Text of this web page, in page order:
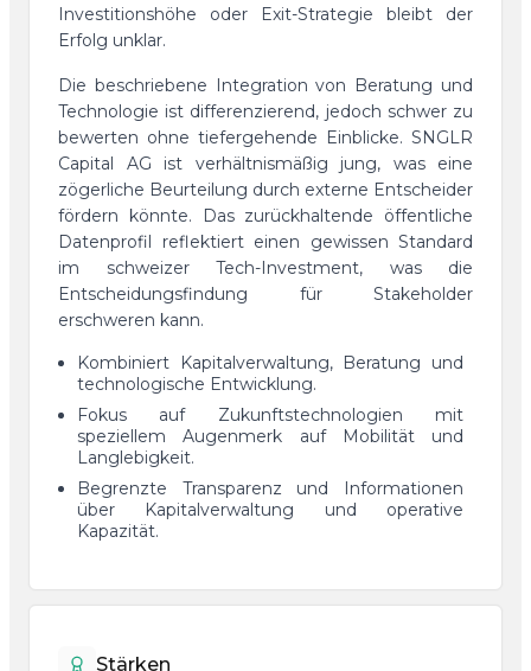
Investitionshöhe oder Exit-Strategie bleibt der
Erfolg unklar.
Die beschriebene Integration von Beratung und
Technologie ist differenzierend, jedoch schwer zu
bewerten ohne tiefergehende Einblicke. SNGLR
Capital AG ist verhältnismäßig jung, was eine
zögerliche Beurteilung durch externe Entscheider
fördern könnte. Das zurückhaltende öffentliche
Datenprofil reflektiert einen gewissen Standard
im schweizer Tech-Investment, was die
Entscheidungsfindung für Stakeholder
erschweren kann.
Kombiniert Kapitalverwaltung, Beratung und
technologische Entwicklung.
Fokus auf Zukunftstechnologien mit
speziellem Augenmerk auf Mobilität und
Langlebigkeit.
Begrenzte Transparenz und Informationen
über Kapitalverwaltung und operative
Kapazität.
Stärken